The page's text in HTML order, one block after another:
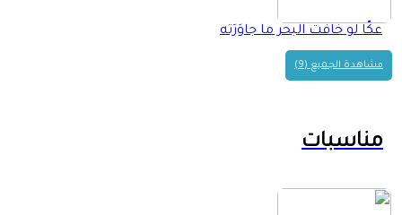
عكّا لو خافت البحر ما جاوَرَته
مشاهدة الجميع (9)
مناسبات